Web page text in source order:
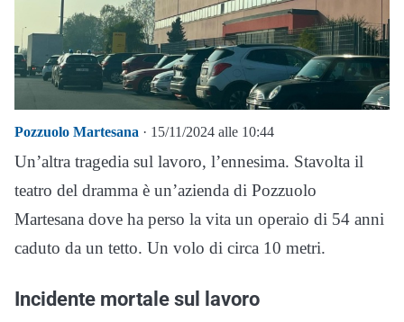
Pozzuolo Martesana · 15/11/2024 alle 10:44
Un’altra tragedia sul lavoro, l’ennesima. Stavolta il
teatro del dramma è un’azienda di Pozzuolo
Martesana dove ha perso la vita un operaio di 54 anni
caduto da un tetto. Un volo di circa 10 metri.
Incidente mortale sul lavoro